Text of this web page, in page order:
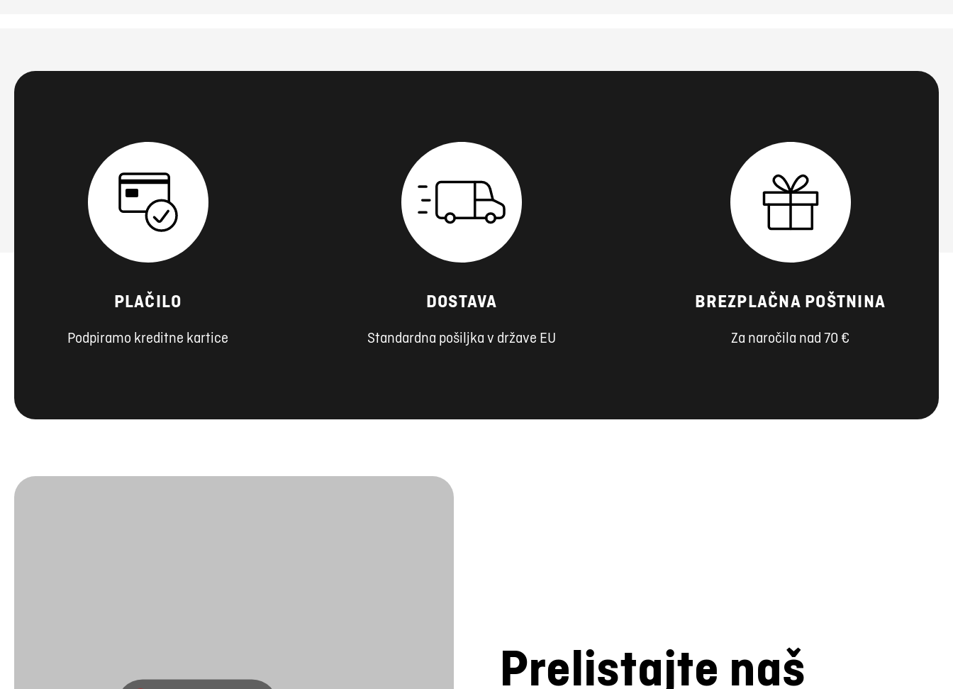
PLAČILO
Podpiramo kreditne kartice
DOSTAVA
Standardna pošiljka v države EU
BREZPLAČNA POŠTNINA
Za naročila nad 70 €
Prelistajte naš